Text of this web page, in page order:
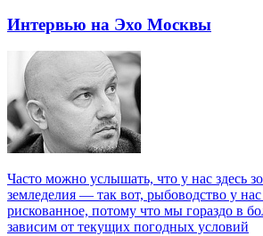
Интервью на Эхо Москвы
Часто можно услышать, что у нас здесь
земледелия — так вот, рыбоводство у
рискованное, потому что мы гораздо в
зависим от текущих погодных условий